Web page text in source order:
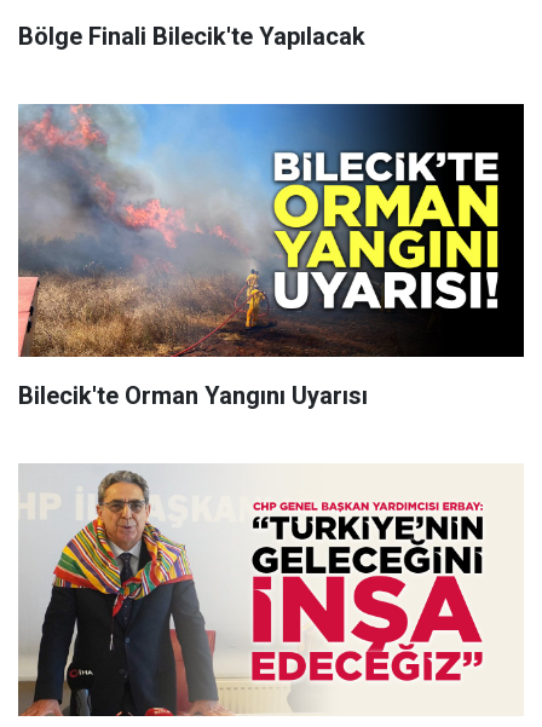
Bölge Finali Bilecik'te Yapılacak
Bilecik'te Orman Yangını Uyarısı